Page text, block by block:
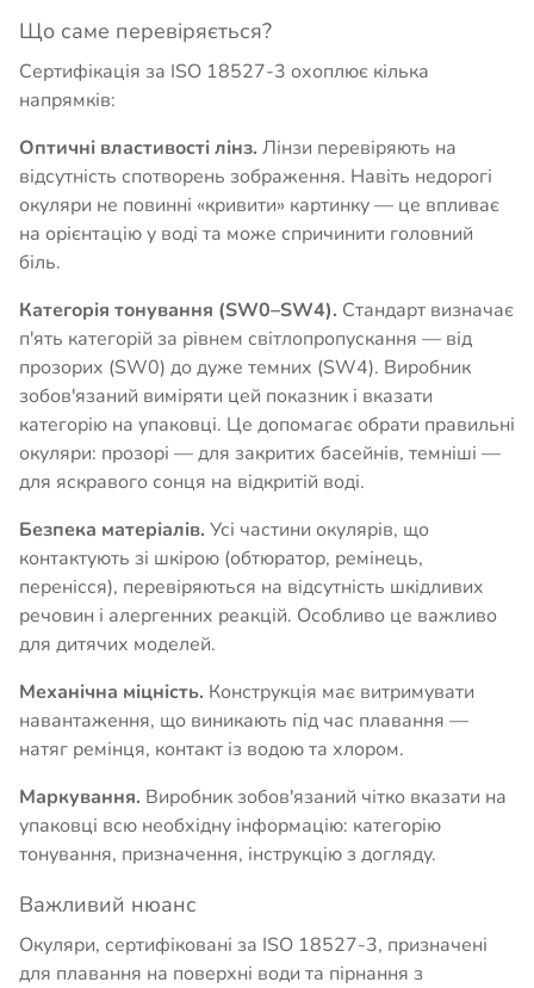
Що саме перевіряється?
Сертифікація за ISO 18527-3 охоплює кілька
напрямків:
Оптичні властивості лінз. Лінзи перевіряють на
відсутність спотворень зображення. Навіть недорогі
окуляри не повинні «кривити» картинку — це впливає
на орієнтацію у воді та може спричинити головний
біль.
Категорія тонування (SW0–SW4). Стандарт визначає
п'ять категорій за рівнем світлопропускання — від
прозорих (SW0) до дуже темних (SW4). Виробник
зобов'язаний виміряти цей показник і вказати
категорію на упаковці. Це допомагає обрати правильні
окуляри: прозорі — для закритих басейнів, темніші —
для яскравого сонця на відкритій воді.
Безпека матеріалів. Усі частини окулярів, що
контактують зі шкірою (обтюратор, ремінець,
перенісся), перевіряються на відсутність шкідливих
речовин і алергенних реакцій. Особливо це важливо
для дитячих моделей.
Механічна міцність. Конструкція має витримувати
навантаження, що виникають під час плавання —
натяг ремінця, контакт із водою та хлором.
Маркування. Виробник зобов'язаний чітко вказати на
упаковці всю необхідну інформацію: категорію
тонування, призначення, інструкцію з догляду.
Важливий нюанс
Окуляри, сертифіковані за ISO 18527-3, призначені
для плавання на поверхні води та пірнання з